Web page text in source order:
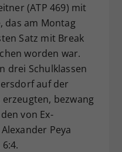
(ATP 469) mit
das am Montag
Satz mit Break
worden war.
drei Schulklassen
auf der
bezwang
von Ex-
Peya